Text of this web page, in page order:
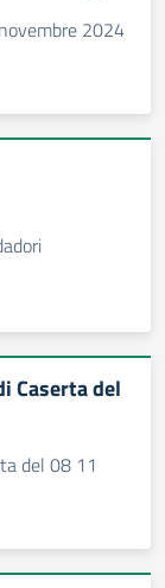
2024
Caserta del
del 08 11